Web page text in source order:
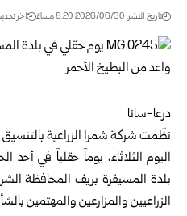
تاريخ النشر: 2026/06/30 8:20 مساءً اخر تحديث: 2026/06/30
درعا-سانا
نظّمت شركة شمرا الزراعية
اليوم الثلاثاء، يوماً حقلياً في أحد
بلدة المسيفرة بريف المحافظة
الزراعيين والمزارعين والمهتمين